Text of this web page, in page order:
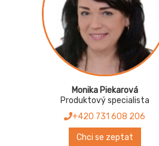
Monika Piekarová
Produktový specialista
+420 731 608 206
Chci se zeptat